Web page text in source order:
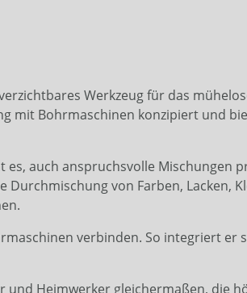
Werkzeug für das
mit Bohrmaschinen konzipiert und
auch anspruchsvolle Mischungen
von Farben, Lacken,
verbinden. So integriert er
und Heimwerker gleichermaßen, die